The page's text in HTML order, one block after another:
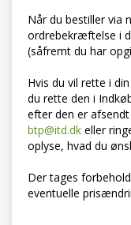
Når du bestiller via
ordrebekræftelse i
(såfremt du har
Hvis du vil rette i
du rette den i
efter den er
btp@itd.dk eller
oplyse, hvad du
Der tages
eventuelle